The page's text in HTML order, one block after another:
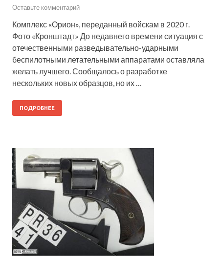
Оставьте комментарий
Комплекс «Орион», переданный войскам в 2020 г.
Фото «Кронштадт» До недавнего времени ситуация с
отечественными разведывательно-ударными
беспилотными летательными аппаратами оставляла
желать лучшего. Сообщалось о разработке
нескольких новых образцов, но их …
ПОДРОБНЕЕ